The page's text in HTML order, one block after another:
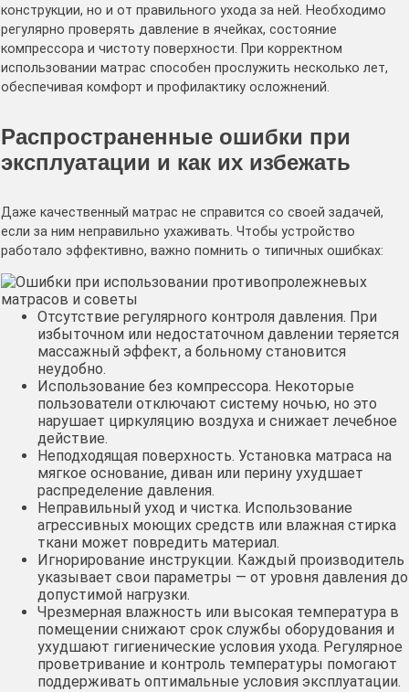
конструкции, но и от правильного ухода за ней. Необходимо
регулярно проверять давление в ячейках, состояние
компрессора и чистоту поверхности. При корректном
использовании матрас способен прослужить несколько лет,
обеспечивая комфорт и профилактику осложнений.
Распространенные ошибки при
эксплуатации и как их избежать
Даже качественный матрас не справится со своей задачей,
если за ним неправильно ухаживать. Чтобы устройство
работало эффективно, важно помнить о типичных ошибках:
Отсутствие регулярного контроля давления. При
избыточном или недостаточном давлении теряется
массажный эффект, а больному становится
неудобно.
Использование без компрессора. Некоторые
пользователи отключают систему ночью, но это
нарушает циркуляцию воздуха и снижает лечебное
действие.
Неподходящая поверхность. Установка матраса на
мягкое основание, диван или перину ухудшает
распределение давления.
Неправильный уход и чистка. Использование
агрессивных моющих средств или влажная стирка
ткани может повредить материал.
Игнорирование инструкции. Каждый производитель
указывает свои параметры — от уровня давления до
допустимой нагрузки.
Чрезмерная влажность или высокая температура в
помещении снижают срок службы оборудования и
ухудшают гигиенические условия ухода. Регулярное
проветривание и контроль температуры помогают
поддерживать оптимальные условия эксплуатации.